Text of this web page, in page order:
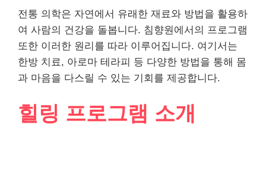
전통 의학은 자연에서 유래한 재료와 방법을 활용하
여 사람의 건강을 돌봅니다. 침향원에서의 프로그램
또한 이러한 원리를 따라 이루어집니다. 여기서는
한방 치료, 아로마 테라피 등 다양한 방법을 통해 몸
과 마음을 다스릴 수 있는 기회를 제공합니다.
힐링 프로그램 소개